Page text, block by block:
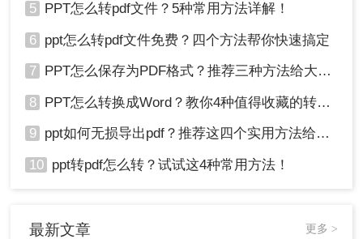
5 PPT怎么转pdf文件？5种常用方法详解！
6 ppt怎么转pdf文件免费？四个方法帮你快速搞定
7 PPT怎么保存为PDF格式？推荐三种方法给大家！
8 PPT怎么转换成Word？教你4种值得收藏的转换方法!！
9 ppt如何无损导出pdf？推荐这四个实用方法给你！
10 ppt转pdf怎么转？试试这4种常用方法！
最新文章 更多 >